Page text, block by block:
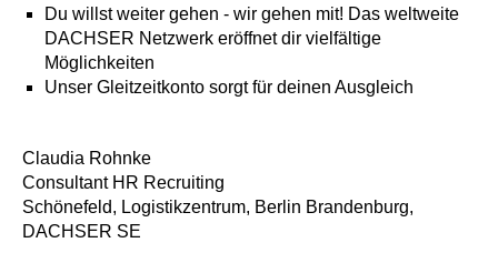
Du willst weiter gehen - wir gehen mit! Das weltweite
DACHSER Netzwerk eröffnet dir vielfältige
Möglichkeiten
Unser Gleitzeitkonto sorgt für deinen Ausgleich
Claudia Rohnke
Consultant HR Recruiting
Schönefeld, Logistikzentrum, Berlin Brandenburg,
DACHSER SE